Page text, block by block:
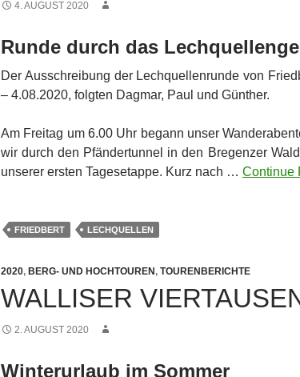
4. AUGUST 2020
Runde durch das
Der Ausschreibung der Lechquellenrunde von
– 4.08.2020, folgten Dagmar, Paul und Günther.
Am Freitag um 6.00 Uhr begann unser
wir durch den Pfändertunnel in den Bregenzer
unserer ersten Tagesetappe. Kurz nach … Continue
FRIEDBERT LECHQUELLEN
2020, BERG- UND HOCHTOUREN, TOURENBERICHTE
WALLISER
2. AUGUST 2020
Winterurlaub im Sommer